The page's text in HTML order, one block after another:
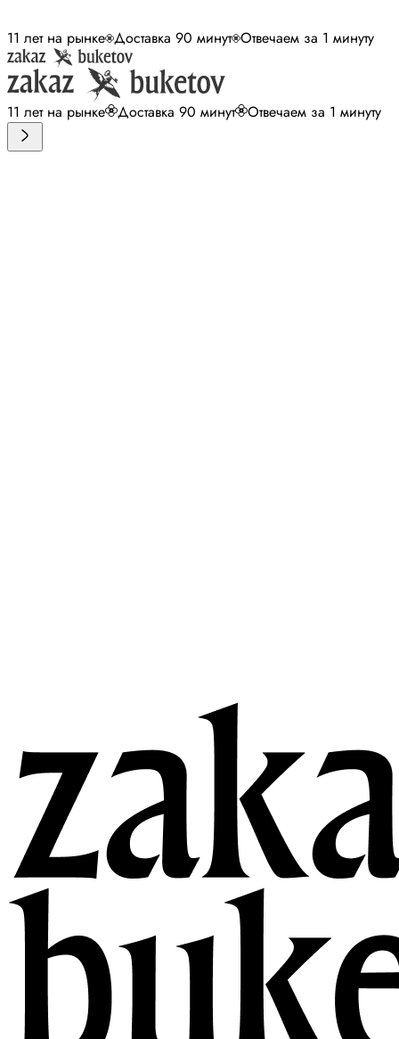
11 лет на рынке Доставка 90 минут Отвечаем за 1 минуту
11 лет на рынке Доставка 90 минут Отвечаем за 1 минуту